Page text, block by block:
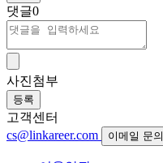
댓글0
사진첨부
등록
고객센터
cs@linkareer.com
이메일 문의